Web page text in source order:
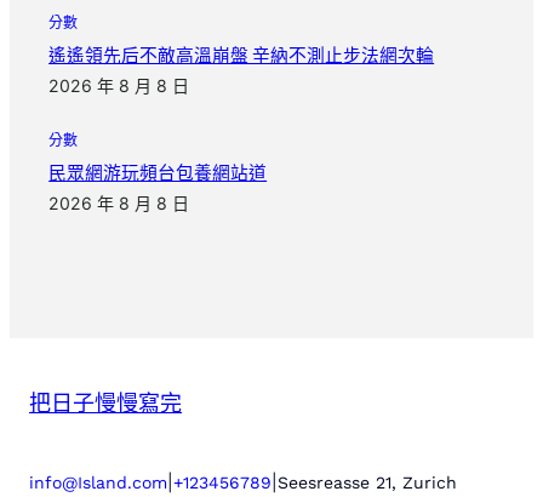
分數
遙遙領先后不敵高溫崩盤 辛納不測止步法網次輪
2026 年 8 月 8 日
分數
民眾網游玩頻台包養網站道
2026 年 8 月 8 日
把日子慢慢寫完
info@Island.com +123456789 Seesreasse 21, Zurich